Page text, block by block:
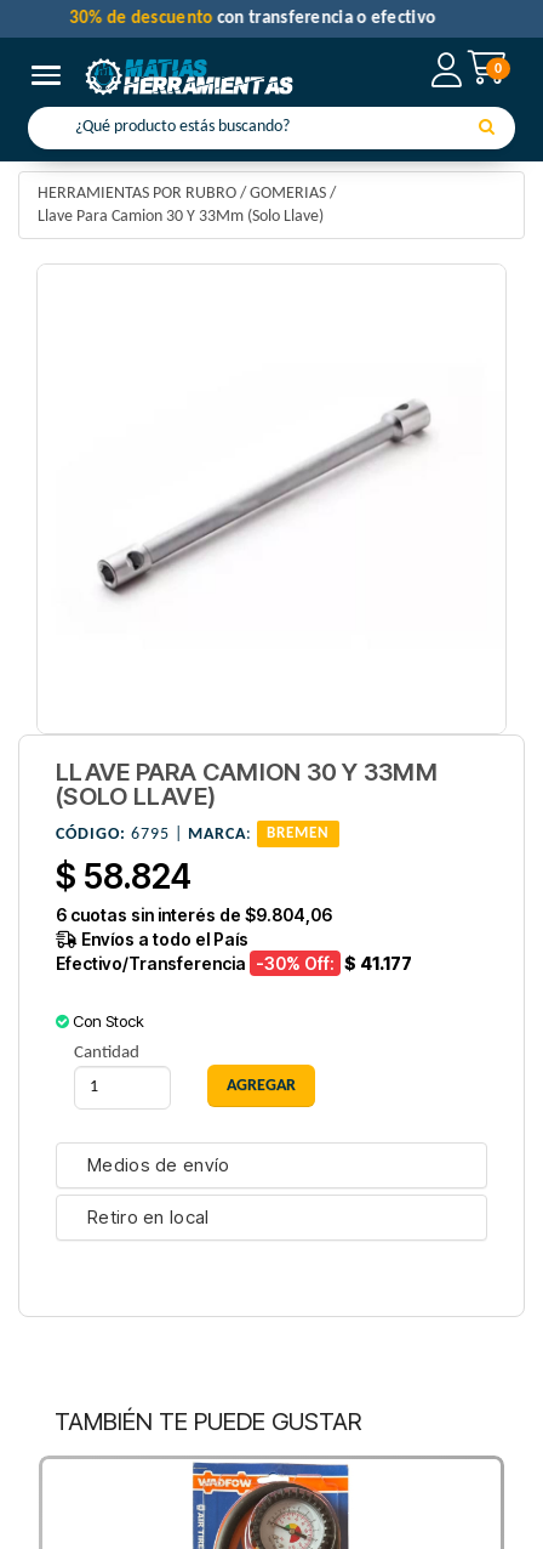
0
Toggle navigation
30% de descuentocon transferencia o efectivo
HERRAMIENTAS POR RUBRO / GOMERIAS /
Llave Para Camion 30 Y 33Mm (Solo Llave)
LLAVE PARA CAMION 30 Y 33MM
(SOLO LLAVE)
CÓDIGO: 6795 | MARCA: BREMEN
$ 58.824
6 cuotas sin interés de $9.804,06
Envíos a todo el País
Efectivo/Transferencia -30% Off: $ 41.177
Con Stock
Cantidad
Medios de envío
Retiro en local
TAMBIÉN TE PUEDE GUSTAR